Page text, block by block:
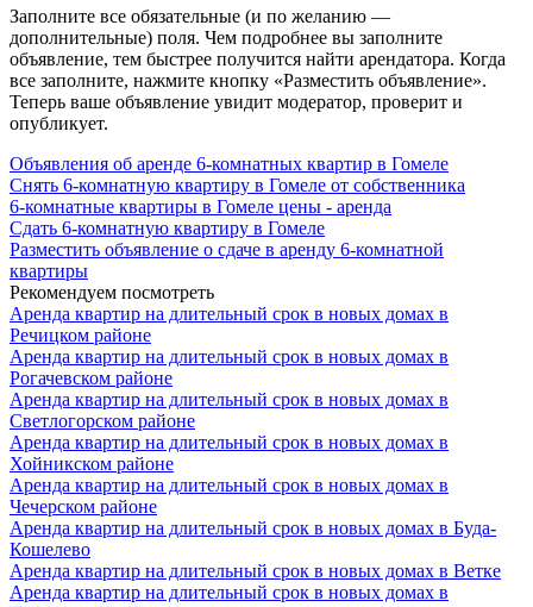
Заполните все обязательные (и по желанию —
дополнительные) поля. Чем подробнее вы заполните
объявление, тем быстрее получится найти арендатора. Когда
все заполните, нажмите кнопку «Разместить объявление».
Теперь ваше объявление увидит модератор, проверит и
опубликует.
Объявления об аренде 6-комнатных квартир в Гомеле
Снять 6-комнатную квартиру в Гомеле от собственника
6-комнатные квартиры в Гомеле цены - аренда
Сдать 6-комнатную квартиру в Гомеле
Разместить объявление о сдаче в аренду 6-комнатной
квартиры
Рекомендуем посмотреть
Аренда квартир на длительный срок в новых домах в
Речицком районе
Аренда квартир на длительный срок в новых домах в
Рогачевском районе
Аренда квартир на длительный срок в новых домах в
Светлогорском районе
Аренда квартир на длительный срок в новых домах в
Хойникском районе
Аренда квартир на длительный срок в новых домах в
Чечерском районе
Аренда квартир на длительный срок в новых домах в Буда-
Кошелево
Аренда квартир на длительный срок в новых домах в Ветке
Аренда квартир на длительный срок в новых домах в